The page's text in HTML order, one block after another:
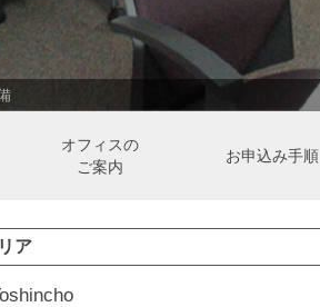
オフィスの
ご案内
お申込み手順
ア